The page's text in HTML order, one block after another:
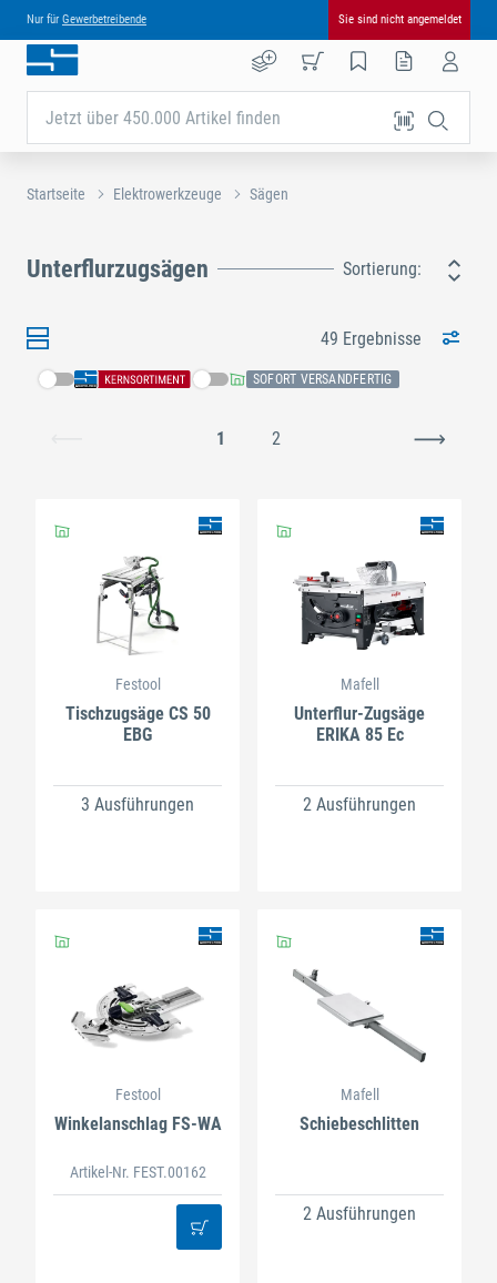
Nur für Gewerbetreibende Sie sind nicht angemeldet
Jetzt über 450.000 Artikel finden
Startseite Elektrowerkzeuge Sägen
Unterflurzugsägen Sortierung:
49 Ergebnisse
SOFORT VERSANDFERTIG
1 2
Festool
Tischzugsäge CS 50
EBG
3 Ausführungen
Mafell
Unterflur-Zugsäge
ERIKA 85 Ec
2 Ausführungen
Festool
Winkelanschlag FS-WA
Artikel-Nr. FEST.00162
Mafell
Schiebeschlitten
2 Ausführungen